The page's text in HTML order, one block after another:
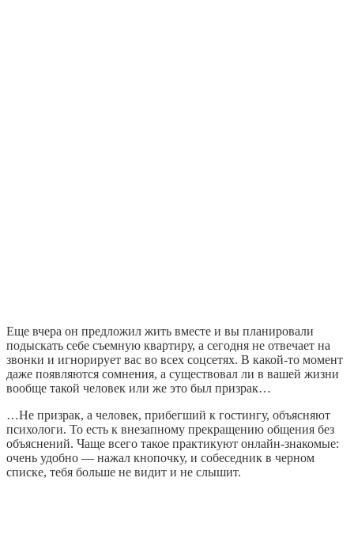
Еще вчера он предложил жить вместе и вы планировали
подыскать себе съемную квартиру, а сегодня не отвечает на
звонки и игнорирует вас во всех соцсетях. В какой-то момент
даже появляются сомнения, а существовал ли в вашей жизни
вообще такой человек или же это был призрак…
…Не призрак, а человек, прибегший к гостингу, объясняют
психологи. То есть к внезапному прекращению общения без
объяснений. Чаще всего такое практикуют онлайн-знакомые:
очень удобно — нажал кнопочку, и собеседник в черном
списке, тебя больше не видит и не слышит.